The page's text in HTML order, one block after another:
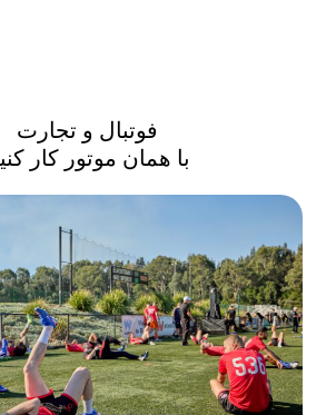
فوتبال و تجارت
با همان موتور کار کنید.